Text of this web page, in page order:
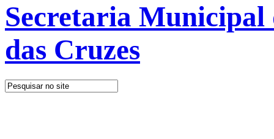
Secretaria
das Cruzes